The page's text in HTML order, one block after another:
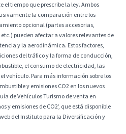
tiempo que prescribe la ley. Ambos
la comparación entre los
opcional (partes accesorias,
pueden afectar a valores relevantes de
y la aerodinámica. Estos factores,
del tráfico y la forma de conducción,
el consumo de electricidad, las
vehículo. Para más información sobre los
y emisiones CO2 en los nuevos
de Vehículos Turismo de venta en
y emisiones de CO2’, que está disponible
del Instituto para la Diversificación y